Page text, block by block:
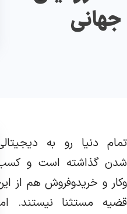
جهانی
دنیا رو به دیجیتالی
گذاشته است و کسب
و خریدوفروش هم از این
مستثنا نیستند. اما